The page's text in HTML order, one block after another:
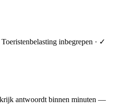
inbegrepen · ✓
antwoordt binnen minuten —